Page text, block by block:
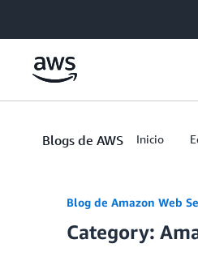
Blogs de AWS Inicio
Blog de Amazon Web
Category: